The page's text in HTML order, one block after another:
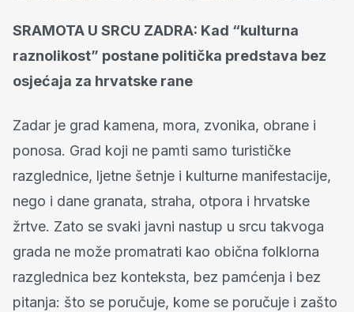
SRAMOTA U SRCU ZADRA: Kad “kulturna
raznolikost” postane politička predstava bez
osjećaja za hrvatske rane
Zadar je grad kamena, mora, zvonika, obrane i
ponosa. Grad koji ne pamti samo turističke
razglednice, ljetne šetnje i kulturne manifestacije,
nego i dane granata, straha, otpora i hrvatske
žrtve. Zato se svaki javni nastup u srcu takvoga
grada ne može promatrati kao obična folklorna
razglednica bez konteksta, bez pamćenja i bez
pitanja: što se poručuje, kome se poručuje i zašto